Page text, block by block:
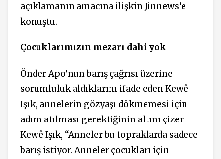
açıklamanın amacına ilişkin Jinnews’e
konuştu.
Çocuklarımızın mezarı dahi yok
Önder Apo’nun barış çağrısı üzerine
sorumluluk aldıklarını ifade eden Kewê
Işık, annelerin gözyaşı dökmemesi için
adım atılması gerektiğinin altını çizen
Kewê Işık, “Anneler bu topraklarda sadece
barış istiyor. Anneler çocukları için